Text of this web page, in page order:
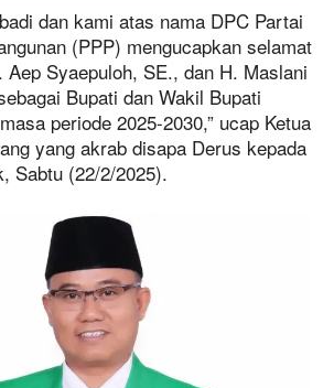
dan kami atas nama DPC Partai
(PPP) mengucapkan selamat
Aep Syaepuloh, SE., dan H. Maslani
Bupati dan Wakil Bupati
periode 2025-2030,” ucap Ketua
yang akrab disapa Derus kepada
Sabtu (22/2/2025).